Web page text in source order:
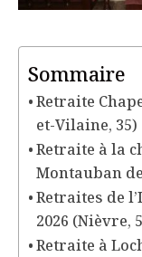
Sommaire
Retraite
et-Vilaine, 35)
Retraite à la
Montauban
Retraites de
2026 (Nièvre,
Retraite à